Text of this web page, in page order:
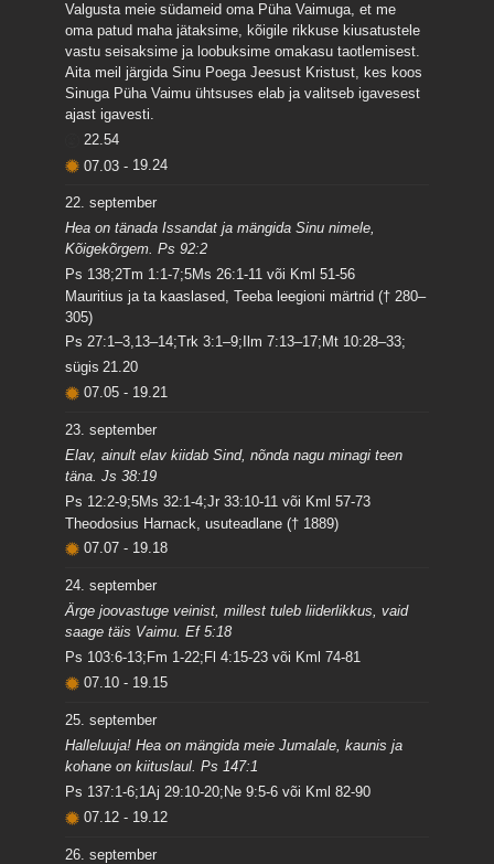
Valgusta meie südameid oma Püha Vaimuga, et me
oma patud maha jätaksime, kõigile rikkuse kiusatustele
vastu seisaksime ja loobuksime omakasu taotlemisest.
Aita meil järgida Sinu Poega Jeesust Kristust, kes koos
Sinuga Püha Vaimu ühtsuses elab ja valitseb igavesest
ajast igavesti.
22.54
07.03- 19.24
22. september
Hea on tänada Issandat ja mängida Sinu nimele,
Kõigekõrgem. Ps 92:2
Ps 138;2Tm 1:1-7;5Ms 26:1-11 või Kml 51-56
Mauritius ja ta kaaslased, Teeba leegioni märtrid († 280–
305)
Ps 27:1–3,13–14;Trk 3:1–9;Ilm 7:13–17;Mt 10:28–33;
sügis 21.20
07.05- 19.21
23. september
Elav, ainult elav kiidab Sind, nõnda nagu minagi teen
täna. Js 38:19
Ps 12:2-9;5Ms 32:1-4;Jr 33:10-11 või Kml 57-73
Theodosius Harnack, usuteadlane († 1889)
07.07- 19.18
24. september
Ärge joovastuge veinist, millest tuleb liiderlikkus, vaid
saage täis Vaimu. Ef 5:18
Ps 103:6-13;Fm 1-22;Fl 4:15-23 või Kml 74-81
07.10- 19.15
25. september
Halleluuja! Hea on mängida meie Jumalale, kaunis ja
kohane on kiituslaul. Ps 147:1
Ps 137:1-6;1Aj 29:10-20;Ne 9:5-6 või Kml 82-90
07.12- 19.12
26. september